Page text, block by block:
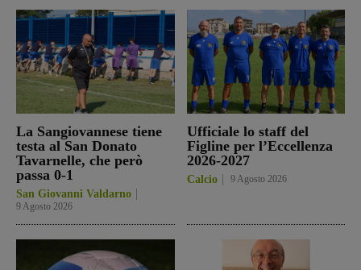
La Sangiovannese tiene
testa al San Donato
Tavarnelle, che però
passa 0-1
San Giovanni Valdarno
9 Agosto 2026
Ufficiale lo staff del
Figline per l’Eccellenza
2026-2027
Calcio 9 Agosto 2026